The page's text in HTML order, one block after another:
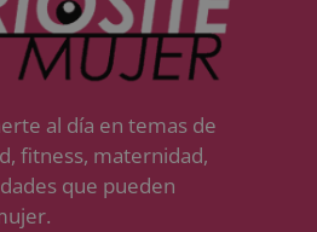
al día en temas de
fitness, maternidad,
que pueden